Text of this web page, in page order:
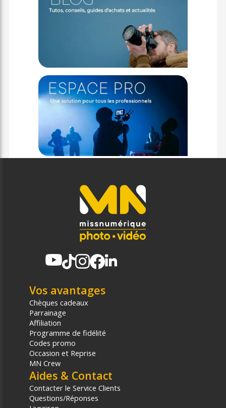
Vos avantages
Chèques cadeaux
Parrainage
Affiliation
Programme de fidélité
Codes promo
Occasion et Reprise
MN Crew
Aides & Contact
Contacter le Service Clients
Questions/Réponses